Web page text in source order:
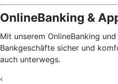
OnlineBanking &
Mit unserem OnlineBanking
Bankgeschäfte sicher und
auch unterwegs.
‹